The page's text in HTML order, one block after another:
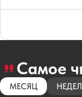
Самое
МЕСЯЦ